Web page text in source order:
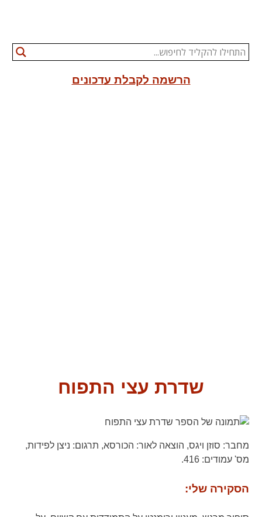
הרשמה לקבלת עדכונים
שדרת עצי התפוח
מחבר: סוזן ויגס, הוצאה לאור: הכורסא, תרגום: ניצן לפידות,
מס' עמודים: 416.
הסקירה שלי: